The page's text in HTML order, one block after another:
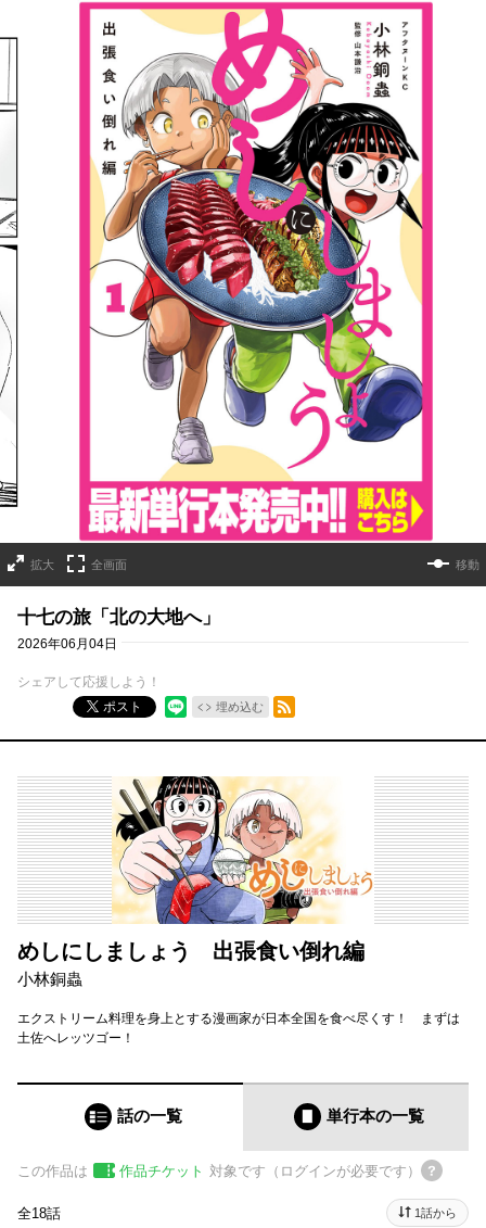
詳細ページへのリンク
拡大 全画面 移動
十七の旅「北の大地へ」
2026年06月04日
シェアして応援しよう！
ポスト
埋め込む
RSSフィード
めしにしましょう 出張食い倒れ編
小林銅蟲
エクストリーム料理を身上とする漫画家が日本全国を食べ尽くす！ まずは
土佐へレッツゴー！
話の一覧 単行本の一覧
この作品は 作品チケット 対象です（ログインが必要です）
全18話 1話から